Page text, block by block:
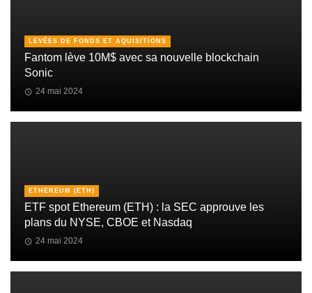
LEVÉES DE FONDS ET AQUISITIONS
Fantom lève 10M$ avec sa nouvelle blockchain
Sonic
24 mai 2024
ETHEREUM (ETH)
ETF spot Ethereum (ETH) : la SEC approuve les
plans du NYSE, CBOE et Nasdaq
24 mai 2024